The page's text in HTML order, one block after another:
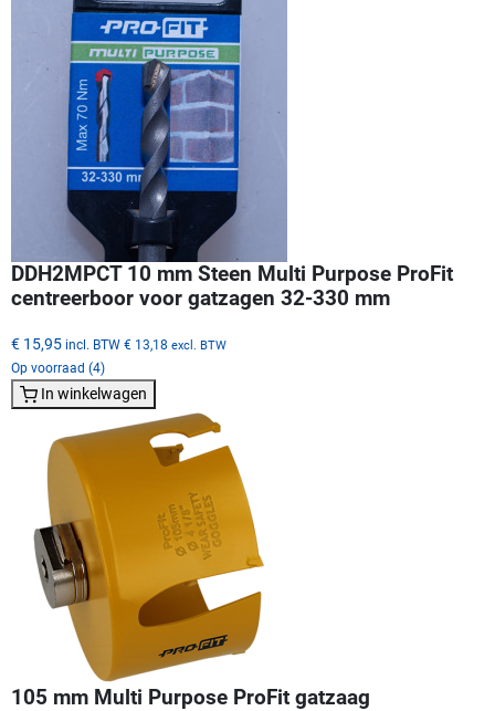
DDH2MPCT 10 mm Steen Multi Purpose ProFit
centreerboor voor gatzagen 32-330 mm
€ 15,95 incl. BTW € 13,18 excl. BTW
Op voorraad (4)
In winkelwagen
105 mm Multi Purpose ProFit gatzaag